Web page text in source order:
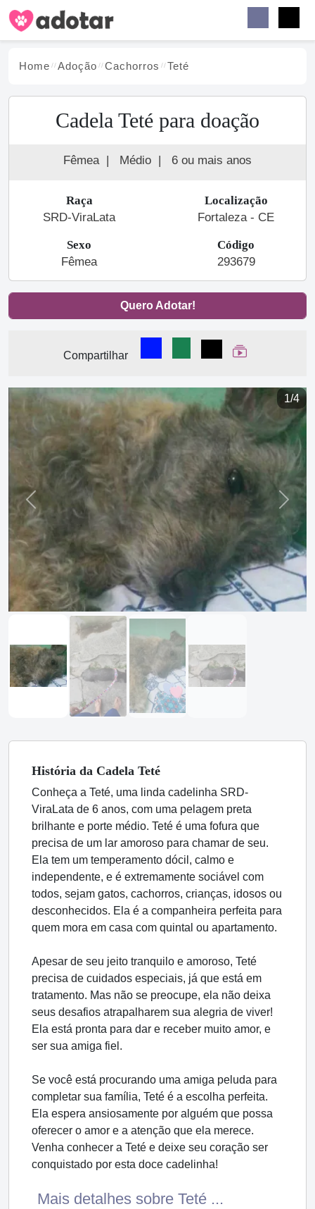
Home Adoção Cachorros Teté
Cadela Teté para doação
Fêmea | Médio | 6 ou mais anos
Raça
SRD-ViraLata
Localização
Fortaleza - CE
Sexo
Fêmea
Código
293679
Quero Adotar!
Compartilhar
Compartilhar no Facebook
Compartilhar no
Compartilhar
Ver Web Story
1/4
Previous Next
História da Cadela Teté
Conheça a Teté, uma linda cadelinha SRD-
ViraLata de 6 anos, com uma pelagem preta
brilhante e porte médio. Teté é uma fofura que
precisa de um lar amoroso para chamar de seu.
Ela tem um temperamento dócil, calmo e
independente, e é extremamente sociável com
todos, sejam gatos, cachorros, crianças, idosos ou
desconhecidos. Ela é a companheira perfeita para
quem mora em casa com quintal ou apartamento.
Apesar de seu jeito tranquilo e amoroso, Teté
precisa de cuidados especiais, já que está em
tratamento. Mas não se preocupe, ela não deixa
seus desafios atrapalharem sua alegria de viver!
Ela está pronta para dar e receber muito amor, e
ser sua amiga fiel.
Se você está procurando uma amiga peluda para
completar sua família, Teté é a escolha perfeita.
Ela espera ansiosamente por alguém que possa
oferecer o amor e a atenção que ela merece.
Venha conhecer a Teté e deixe seu coração ser
conquistado por esta doce cadelinha!
Mais detalhes sobre Teté ...